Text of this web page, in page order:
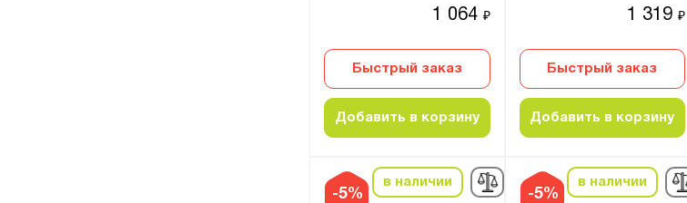
1 064 ₽
Быстрый заказ
Добавить в корзину
1 319₽
Быстрый заказ
Добавить в корзину
-5%
в наличии
-5%
в наличии